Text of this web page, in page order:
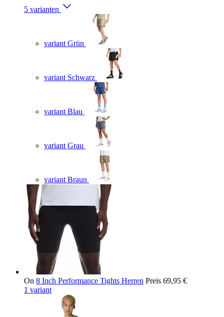
5 varianten
variant Grün
variant Schwarz
variant Blau
variant Grau
variant Braun
On 8 Inch Performance Tights Herren Preis 69,95 €
1 variant